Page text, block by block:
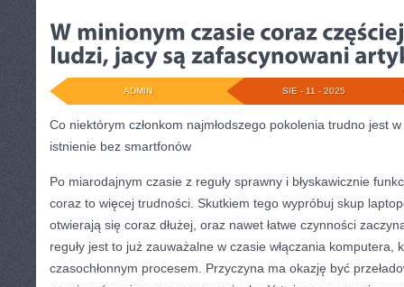
SIE - 11 - 2025
ADMIN
Co niektórym członkom najmłodszego pokolenia trudno jest
istnienie bez smartfonów
Po miarodajnym czasie z reguły sprawny i błyskawicznie
coraz to więcej trudności. Skutkiem tego wypróbuj skup
otwierają się coraz dłużej, oraz nawet łatwe czynności
reguły jest to już zauważalne w czasie włączania komputera,
czasochłonnym procesem. Przyczyna ma okazję być